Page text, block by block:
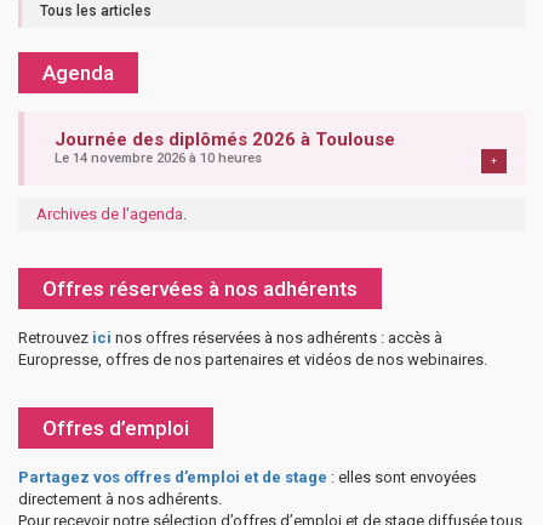
Tous les articles
Agenda
Journée des diplômés 2026 à Toulouse
Le 14 novembre 2026 à 10 heures +
Archives de l'agenda
Offres réservées à nos adhérents
Retrouvez ici nos offres réservées à nos adhérents : accès à
Europresse, offres de nos partenaires et vidéos de nos webinaires.
Offres d’emploi
Partagez vos offres d’emploi et de stage : elles sont envoyées
directement à nos adhérents.
Pour recevoir notre sélection d’offres d’emploi et de stage diffusée tous